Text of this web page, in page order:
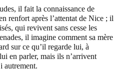
il fait la connaissance de
renfort après l’attentat de Nice ; il
qui revivent sans cesse les
il imagine comment sa mère
sur ce qu’il regarde lui, à
en parler, mais ils n’arrivent
autrement.